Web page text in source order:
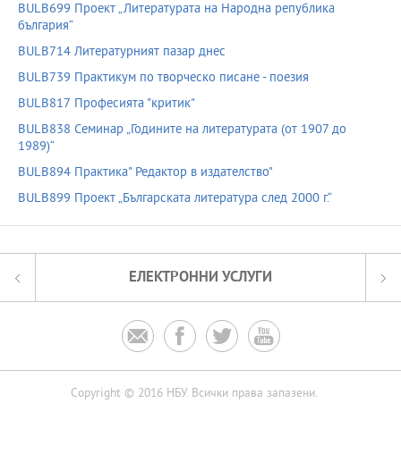
BULB699 Проект „Литературата на Народна република
българия“
BULB714 Литературният пазар днес
BULB739 Практикум по творческо писане - поезия
BULB817 Професията "критик"
BULB838 Семинар „Годините на литературата (от 1907 до
1989)“
BULB894 Практика" Редактор в издателство"
BULB899 Проект „Българската литература след 2000 г.“
ЕЛЕКТРОННИ УСЛУГИ
   
Copyright © 2016 НБУ. Всички права запазени.